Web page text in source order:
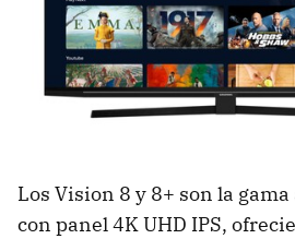
Los Vision 8 y 8+ son la
con panel 4K UHD IPS,